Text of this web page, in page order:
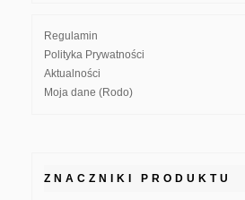
Regulamin
Polityka Prywatności
Aktualności
Moja dane (Rodo)
ZNACZNIKI PRODUKTU